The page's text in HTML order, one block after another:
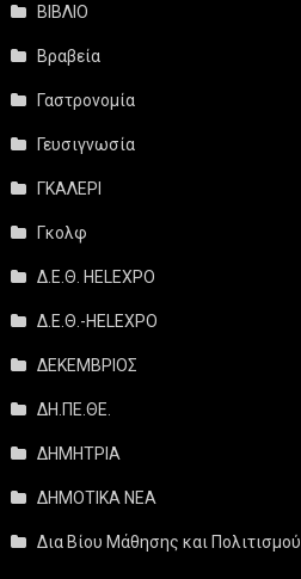
ΒΙΒΛΙΟ
Βραβεία
Γαστρονομία
Γευσιγνωσία
ΓΚΑΛΕΡΙ
Γκολφ
Δ.Ε.Θ. HELEXPO
Δ.Ε.Θ.-HELEXPO
ΔΕΚΕΜΒΡΙΟΣ
ΔΗ.ΠΕ.ΘΕ.
ΔΗΜΗΤΡΙΑ
ΔΗΜΟΤΙΚΑ ΝΕΑ
Δια Βίου Μάθησης και Πολιτισμού